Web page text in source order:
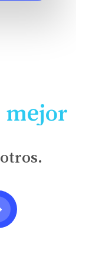
mejor